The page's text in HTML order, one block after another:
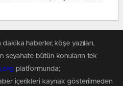
haberler, köşe yazıları,
seyahate bütün konuların tek
platformunda;
içerikleri kaynak gösterilmeden